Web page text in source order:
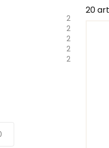
2
2
2
2
2
20